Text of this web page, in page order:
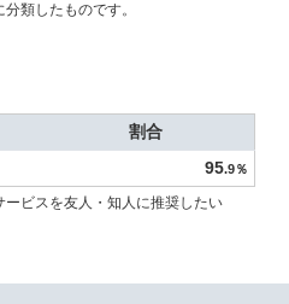
類したものです。
割合
95.9％
ビスを友人・知人に推奨したい